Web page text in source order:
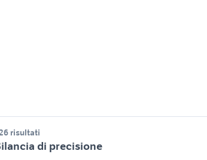
risultati
di precisione